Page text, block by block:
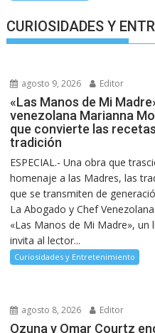
CURIOSIDADES Y
agosto 9, 2026 Editor
«Las Manos de Mi
venezolana Marianna
que convierte las
tradición
ESPECIAL.- Una obra que
homenaje a las Madres, las
que se transmiten de
La Abogado y Chef
«Las Manos de Mi Madre»,
invita al lector...
Curiosidades y Entretenimiento
agosto 8, 2026 Editor
Ozuna y Omar Courtz